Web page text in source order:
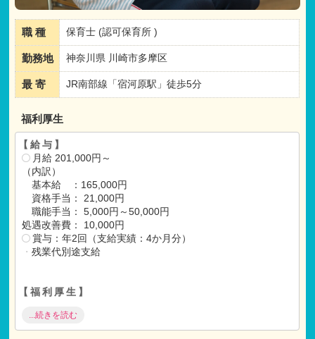
職 種 保育士 (認可保育所 )
勤務地 神奈川県 川崎市多摩区
最 寄 JR南部線「宿河原駅」徒歩5分
福利厚生
【給与】
月給 201,000円～
（内訳）
基本給 ：165,000円
資格手当： 21,000円
職能手当： 5,000円～50,000円
処遇改善費： 10,000円
賞与：年2回（支給実績：4か月分）
・ 残業代別途支給
【福利厚生】
昇給あり（年1回 ～5,000円）
退職金共済
...続きを読む